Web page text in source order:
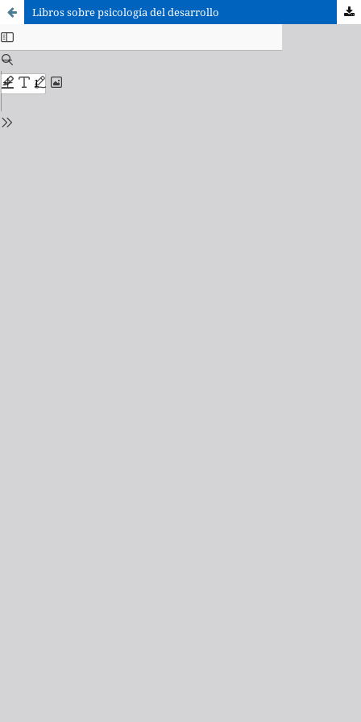
Libros sobre psicología del desarrollo